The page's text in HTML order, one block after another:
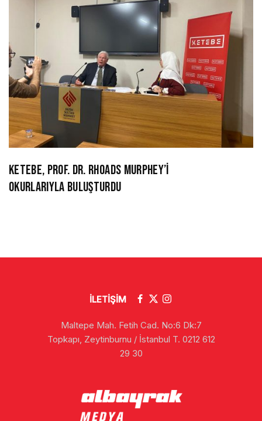
KETEBE, PROF. DR. RHOADS MURPHEY’İ
OKURLARIYLA BULUŞTURDU
İLETİŞİM
Maltepe Mah. Fetih Cad. No:6 Dk:7
Topkapı, Zeytinburnu / İstanbul T. 0212 612
29 30